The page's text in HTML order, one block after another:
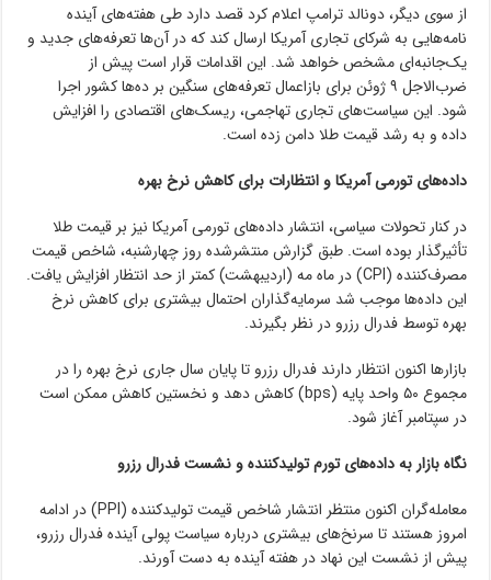
از سوی دیگر، دونالد ترامپ اعلام کرد قصد دارد طی هفته‌های آینده
نامه‌هایی به شرکای تجاری آمریکا ارسال کند که در آن‌ها تعرفه‌های جدید و
یک‌جانبه‌ای مشخص خواهد شد. این اقدامات قرار است پیش از
ضرب‌الاجل ۹ ژوئن برای بازاعمال تعرفه‌های سنگین بر ده‌ها کشور اجرا
شود. این سیاست‌های تجاری تهاجمی، ریسک‌های اقتصادی را افزایش
داده و به رشد قیمت طلا دامن زده است.
داده‌های تورمی آمریکا و انتظارات برای کاهش نرخ بهره
در کنار تحولات سیاسی، انتشار داده‌های تورمی آمریکا نیز بر قیمت طلا
تأثیرگذار بوده است. طبق گزارش منتشرشده روز چهارشنبه، شاخص قیمت
مصرف‌کننده (CPI) در ماه مه (اردیبهشت) کمتر از حد انتظار افزایش یافت.
این داده‌ها موجب شد سرمایه‌گذاران احتمال بیشتری برای کاهش نرخ
بهره توسط فدرال رزرو در نظر بگیرند.
بازارها اکنون انتظار دارند فدرال رزرو تا پایان سال جاری نرخ بهره را در
مجموع ۵۰ واحد پایه (bps) کاهش دهد و نخستین کاهش ممکن است
در سپتامبر آغاز شود.
نگاه بازار به داده‌های تورم تولیدکننده و نشست فدرال رزرو
معامله‌گران اکنون منتظر انتشار شاخص قیمت تولیدکننده (PPI) در ادامه
امروز هستند تا سرنخ‌های بیشتری درباره سیاست پولی آینده فدرال رزرو،
پیش از نشست این نهاد در هفته آینده به دست آورند.